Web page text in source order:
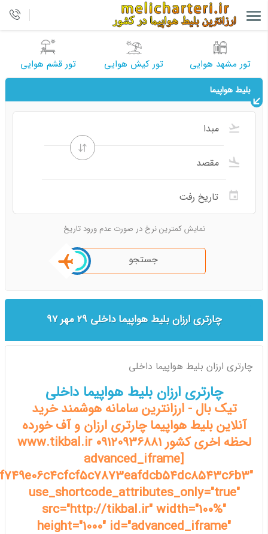
تور مشهد هوایی تور کیش هوایی تور قشم هوایی
بلیط هواپیما
نمایش کمترین نرخ در صورت عدم ورود تاریخ
جستجو
چارتری ارزان بلیط هواپیما داخلی 29 مهر 97
چارتری ارزان بلیط هواپیما داخلی
چارتری ارزان بلیط هواپیما داخلی
تیک بال - ارزانترین سامانه هوشمند خرید
آنلاین بلیط هواپیما چارتری ارزان و آف خورده
لحظه اخری کشور www.tikbal.ir 09120936881
[advanced_iframe
use_shortcode_attributes_only="true"
src="http://tikbal.ir" width="100%"
height="1000" id="advanced_iframe"